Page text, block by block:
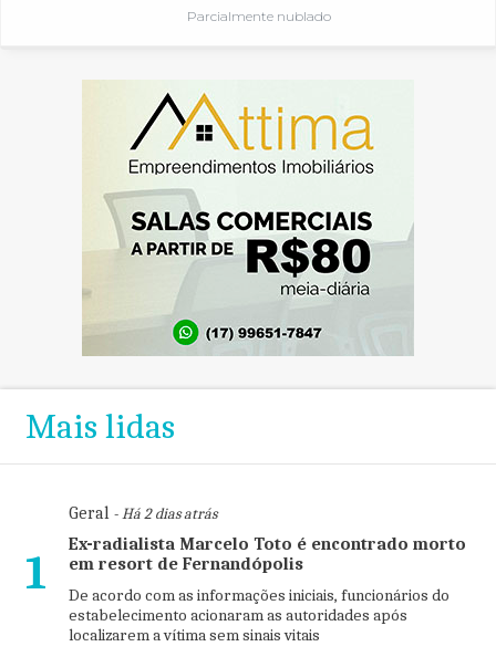
Parcialmente nublado
Mais lidas
1
Geral- Há 2 dias atrás
Ex-radialista Marcelo Toto é encontrado morto
em resort de Fernandópolis
De acordo com as informações iniciais, funcionários do
estabelecimento acionaram as autoridades após
localizarem a vítima sem sinais vitais